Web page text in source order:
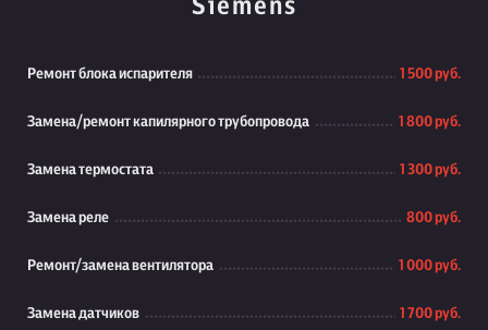
Siemens
Ремонт блока испарителя 1 500 руб.
Замена/ремонт капилярного трубопровода 1 800 руб.
Замена термостата 1 300 руб.
Замена реле 800 руб.
Ремонт/замена вентилятора 1 000 руб.
Замена датчиков 1 700 руб.